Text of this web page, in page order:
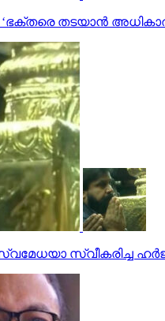
തടയാൻ
സ്വീകരിച്ച